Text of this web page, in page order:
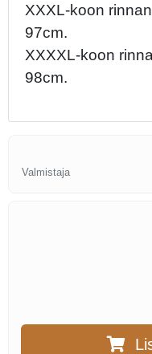
XXXL-koon
97cm.
XXXXL-koon
98cm.
Valmistaja